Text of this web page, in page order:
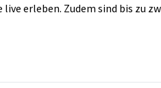
erleben. Zudem sind bis zu